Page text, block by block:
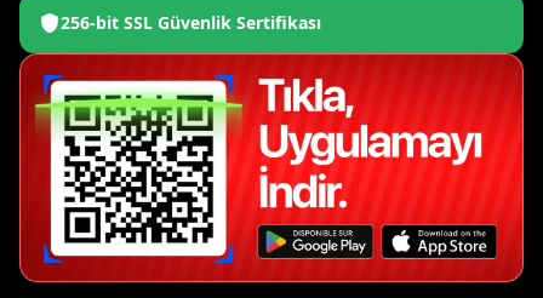
256-bit SSL Güvenlik Sertifikası